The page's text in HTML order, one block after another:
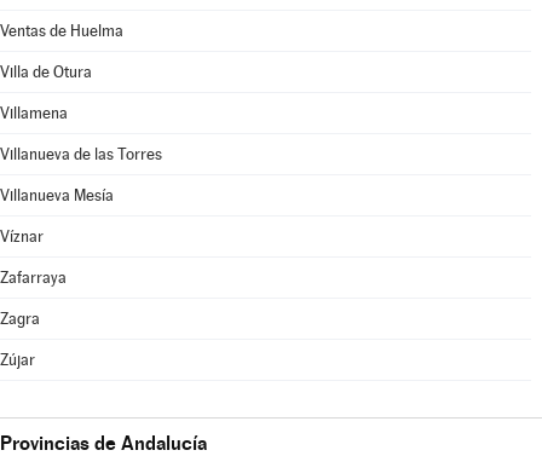
Ventas de Huelma
Villa de Otura
Villamena
Villanueva de las Torres
Villanueva Mesía
Víznar
Zafarraya
Zagra
Zújar
Provincias de Andalucía